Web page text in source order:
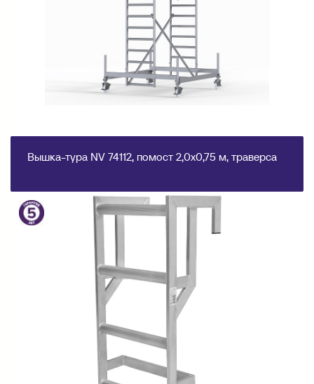
Вышка-тура NV 74112, помост 2,0х0,75 м, траверса